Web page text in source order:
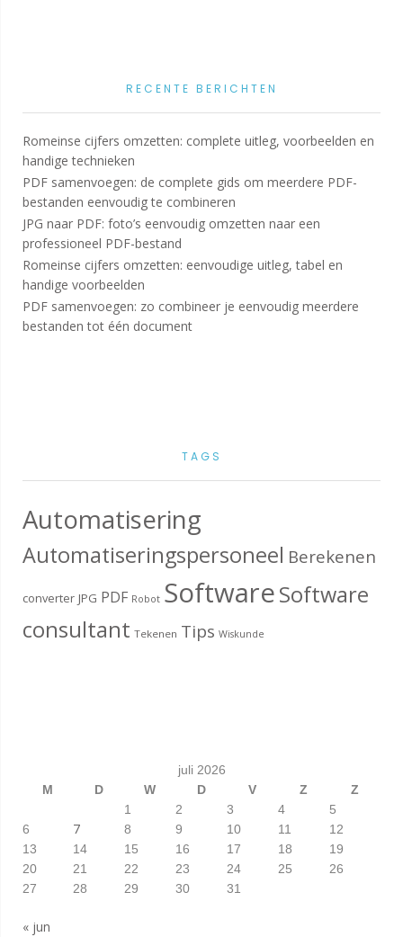
RECENTE BERICHTEN
Romeinse cijfers omzetten: complete uitleg, voorbeelden en
handige technieken
PDF samenvoegen: de complete gids om meerdere PDF-
bestanden eenvoudig te combineren
JPG naar PDF: foto’s eenvoudig omzetten naar een
professioneel PDF-bestand
Romeinse cijfers omzetten: eenvoudige uitleg, tabel en
handige voorbeelden
PDF samenvoegen: zo combineer je eenvoudig meerdere
bestanden tot één document
TAGS
Automatisering
Automatiseringspersoneel Berekenen
converter JPG PDF Robot SoftwareSoftware
consultant Tekenen Tips Wiskunde
juli 2026
M
D W D V Z
Z
1
2 3 4
5
6
7 8 9 10 11
12
13
14 15 16 17 18
19
20
21 22 23 24 25
26
27
28 29 30 31
« jun